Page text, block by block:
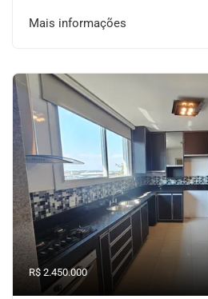
Mais informações
R$ 2.450.000